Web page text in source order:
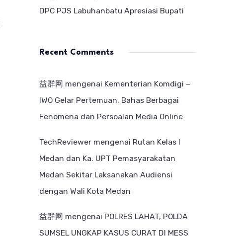
DPC PJS Labuhanbatu Apresiasi Bupati
Recent Comments
益群网 mengenai Kementerian Komdigi –
IWO Gelar Pertemuan, Bahas Berbagai
Fenomena dan Persoalan Media Online
TechReviewer mengenai Rutan Kelas I
Medan dan Ka. UPT Pemasyarakatan
Medan Sekitar Laksanakan Audiensi
dengan Wali Kota Medan
益群网 mengenai POLRES LAHAT, POLDA
SUMSEL UNGKAP KASUS CURAT DI MESS